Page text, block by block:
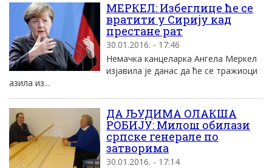
MЕРКЕЛ: Избеглице ће се
вратити у Сириjу кад
престане рат
30.01.2016. - 17:46
Немачка канцеларка Aнгела Mеркел
изjавила jе данас да ће се тражиоци
азила из...
ДА ЉУДИМА ОЛАКША
РОБИЈУ: Милош обилази
српске генерале по
затворима
30.01.2016. - 17:14